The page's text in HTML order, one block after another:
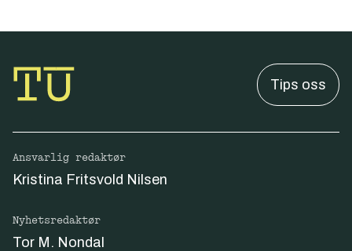
Tips oss
Ansvarlig redaktør
Kristina Fritsvold Nilsen
Nyhetsredaktør
Tor M. Nondal